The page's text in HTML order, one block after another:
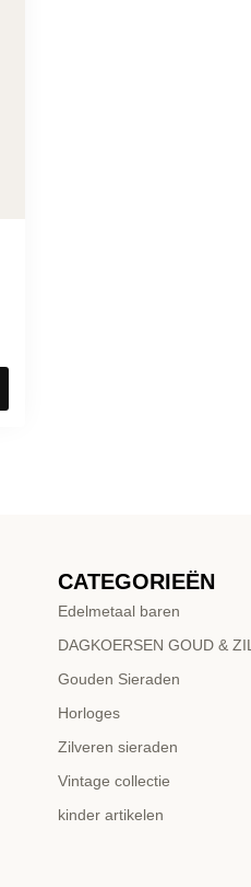
CATEGORIEËN
Edelmetaal baren
DAGKOERSEN GOUD &
Gouden Sieraden
Horloges
Zilveren sieraden
Vintage collectie
kinder artikelen